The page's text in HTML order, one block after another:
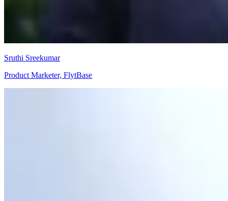
Sruthi Sreekumar
Product Marketer, FlytBase